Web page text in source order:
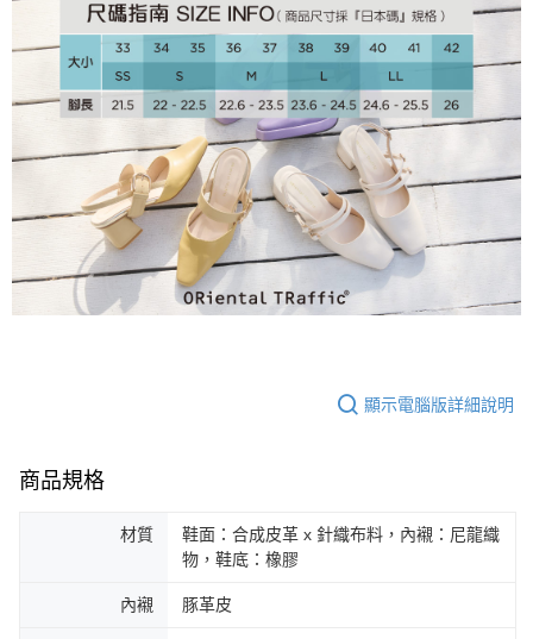
1.分期款項不併入電信帳單，「大哥付你分期」於每月結算日後寄送繳費提
醒簡訊。
2.透過簡訊連結打開帳單後，可選擇「超商條碼／台灣大直營門市／銀行轉
帳／街口支付／iPASS MONEY」等通路繳費。
【注意事項】
1.本服務係由「台灣大哥大股份有限公司」（以下簡稱本公司）所提供，讓
用戶於交易時，得透過本服務購買商品或服務，並由商店將買賣／分期付款
買賣價金債權讓與本公司後，依約使用本公司帳單繳交帳款。
2.基於同意付款使用「大哥付你分期」之契約關係目的，商店將以您的個人
資料（包含姓名、電話或地址）提供予台灣大哥大進項蒐集、處理及利用，
由本公司與您本人進行分期帳單所需資料之確認、核對及更正。
3.完整用戶服務條款，請詳閱以下連結：https://oppay.tw/userRule
【「AFTEE先享後付」結帳流程】
１．於結帳方式選擇「AFTEE先享後付」後，將跳轉至「AFTEE先享後付」
結帳頁面，進行簡訊認證並確認金額後，即可完成結帳。
２．訂單成立數日內，您將收到繳費通知簡訊。
３．收到繳費通知簡訊後14天內，點擊此簡訊中的連結，可透過四大超商／
ATM／網路銀行／等多元方式進行付款，方視為交易完成。
※ 請注意：結帳手續完成當下不需立刻繳費，但若您需要取消訂單，請聯絡
購買商品的店家。未經商家同意取消之訂單仍視為有效，需透過AFTEE先享
後付繳納相關費用。
※ 交易是否成功請以「AFTEE先享後付 」之結帳頁面顯示為準，若有關於
是否繳費成功／繳費後需取消欲退款等相關疑問，請聯繫「AFTEE先享後付
客戶支援中心」
https://netprotections.freshdesk.com/support/home
【注意事項】
１．透過由恩沛科技股份有限公司提供之「AFTEE先享後付」服務完成之交
任。
４．使用「AFTEE先享後付」時，將依據個別帳號之用戶狀況，依本公司即
請求用戶進行身份認證。
５．嚴禁一人註冊多個帳號或使用他人資訊註冊。若發現惡意使用之情形，
付款後萊爾富取貨
免運費
宅配
宅配-離島
免運費
顯示電腦版詳細說明
商品規格
材質
鞋面：合成皮革 x 針織布料，內襯：尼龍織
物，鞋底：橡膠
內襯 豚革皮